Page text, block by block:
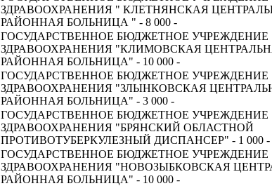
ЗДРАВООХРАНЕНИЯ " КЛЕТНЯНСКАЯ
РАЙОННАЯ БОЛЬНИЦА " - 8 000 -
ГОСУДАРСТВЕННОЕ БЮДЖЕТНОЕ УЧРЕЖДЕНИЕ
ЗДРАВООХРАНЕНИЯ "КЛИМОВСКАЯ
РАЙОННАЯ БОЛЬНИЦА" - 10 000 -
ГОСУДАРСТВЕННОЕ БЮДЖЕТНОЕ УЧРЕЖДЕНИЕ
ЗДРАВООХРАНЕНИЯ "ЗЛЫНКОВСКАЯ
РАЙОННАЯ БОЛЬНИЦА" - 3 000 -
ГОСУДАРСТВЕННОЕ БЮДЖЕТНОЕ УЧРЕЖДЕНИЕ
ЗДРАВООХРАНЕНИЯ "БРЯНСКИЙ ОБЛАСТНОЙ
ПРОТИВОТУБЕРКУЛЕЗНЫЙ ДИСПАНСЕР" - 1 000 -
ГОСУДАРСТВЕННОЕ БЮДЖЕТНОЕ УЧРЕЖДЕНИЕ
ЗДРАВООХРАНЕНИЯ "НОВОЗЫБКОВСКАЯ
РАЙОННАЯ БОЛЬНИЦА" - 10 000 -